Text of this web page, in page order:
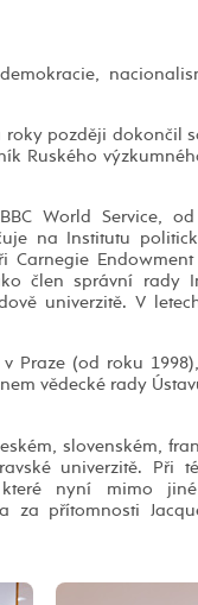
později dokončil
Ruského
World Service,
na Institutu
Endowment
člen správní rady
univerzitě. V
Praze (od roku
vědecké rady
slovenském,
univerzitě. Při
které nyní mimo
za přítomnosti